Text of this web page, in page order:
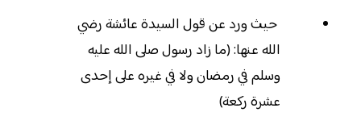
حيث ورد عن قول السيدة عائشة رضي
الله عنها: (ما زاد رسول صلى الله عليه
وسلم في رمضان ولا في غيره على إحدى
عشرة ركعة)